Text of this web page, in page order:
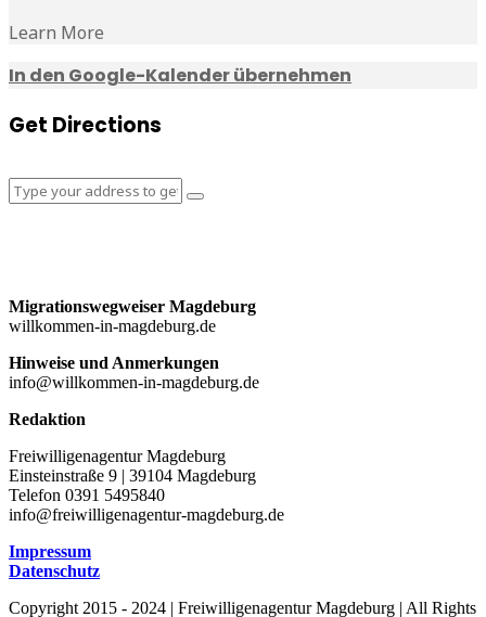
Learn More
In den Google-Kalender übernehmen
Get Directions
Migrationswegweiser Magdeburg
willkommen-in-magdeburg.de
Hinweise und Anmerkungen
info@willkommen-in-magdeburg.de
Redaktion
Freiwilligenagentur Magdeburg
Einsteinstraße 9 | 39104 Magdeburg
Telefon 0391 5495840
info@freiwilligenagentur-magdeburg.de
Impressum
Datenschutz
Copyright 2015 - 2024 | Freiwilligenagentur Magdeburg | All Rights